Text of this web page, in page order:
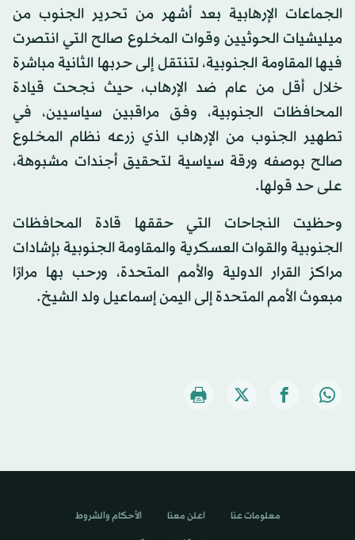
الجماعات الإرهابية بعد أشهر من تحرير الجنوب من
ميليشيات الحوثيين وقوات المخلوع صالح التي انتصرت
فيها المقاومة الجنوبية، لتنتقل إلى حربها الثانية مباشرة
خلال أقل من عام ضد الإرهاب، حيث نجحت قيادة
المحافظات الجنوبية، وفق مراقبين سياسيين، في
تطهير الجنوب من الإرهاب الذي زرعه نظام المخلوع
صالح بوصفه ورقة سياسية لتحقيق أجندات مشبوهة،
على حد قولها.
وحظيت النجاحات التي حققها قادة المحافظات
الجنوبية والقوات العسكرية والمقاومة الجنوبية بإشادات
مراكز القرار الدولية والأمم المتحدة، ورحب بها مرارًا
مبعوث الأمم المتحدة إلى اليمن إسماعيل ولد الشيخ.
معلومات عنا اعلن معنا الأحكام والشروط